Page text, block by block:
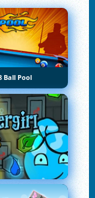
Ball Pool